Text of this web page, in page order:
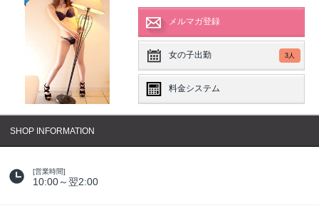
メルマガ登録
女の子出勤 3人
料金システム
SHOP INFORMATION
[営業時間]
10:00～翌2:00